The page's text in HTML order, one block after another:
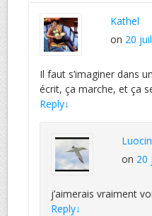
Kathel
on 20
Il faut s’imaginer dans
écrit, ça marche, et ça
Reply↓
on 20
j’aimerais vraiment
Reply↓